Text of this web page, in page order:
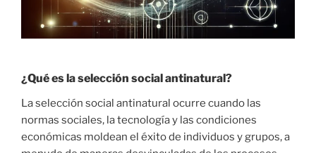
¿Qué es la selección social antinatural?
La selección social antinatural ocurre cuando las
normas sociales, la tecnología y las condiciones
económicas moldean el éxito de individuos y grupos, a